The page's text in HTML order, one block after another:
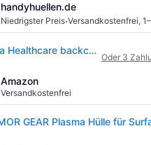
handyhuellen.de
Niedrigster Preis·Versandkostenfrei,
UAG Plasma Healthcare backcover mit Strap und Schultergurt für das Microsoft Surface Pro 9 / Pro 10 / Pro 11 - Weiß / Grau
Oder 3
Amazon
Versandkostenfrei